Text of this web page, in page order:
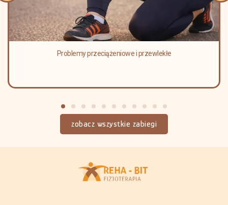
Terapia psychosomatyczna i praca z
zobacz wszystkie zabiegi